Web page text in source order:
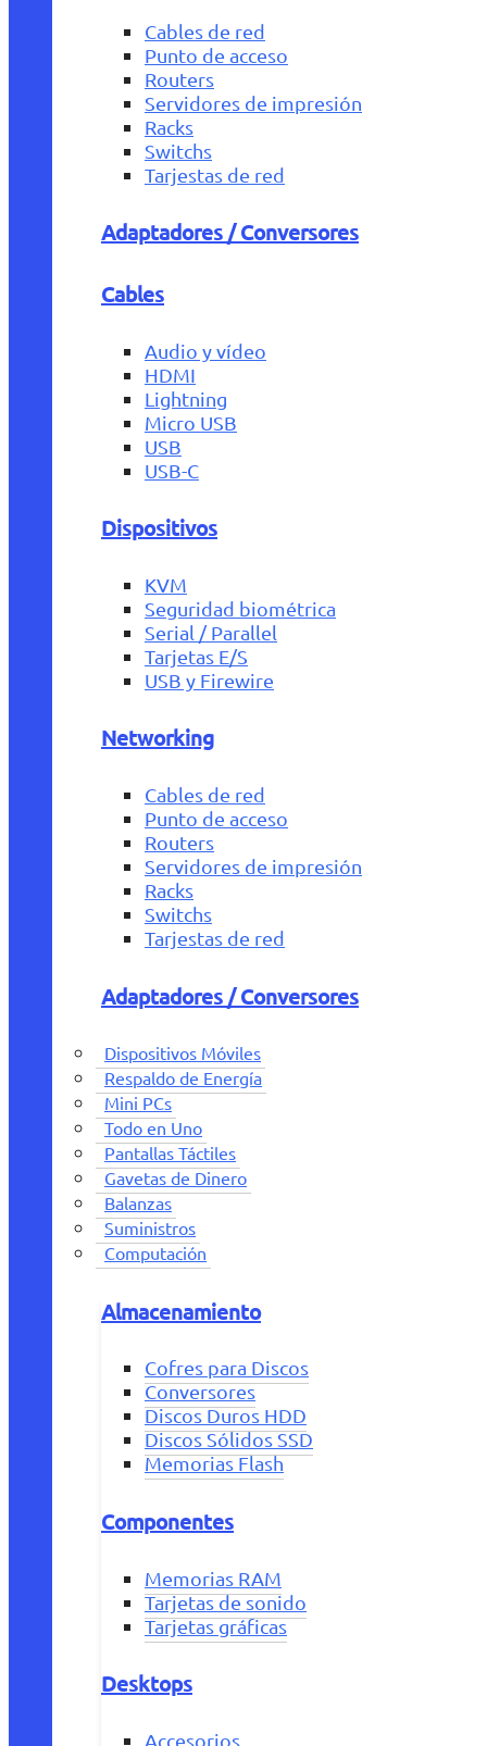
Cables de red
Punto de acceso
Routers
Servidores de impresión
Racks
Switchs
Tarjestas de red
Adaptadores / Conversores
Cables
Audio y vídeo
HDMI
Lightning
Micro USB
USB
USB-C
Dispositivos
KVM
Seguridad biométrica
Serial / Parallel
Tarjetas E/S
USB y Firewire
Networking
Cables de red
Punto de acceso
Routers
Servidores de impresión
Racks
Switchs
Tarjestas de red
Adaptadores / Conversores
Dispositivos Móviles
Respaldo de Energía
Mini PCs
Todo en Uno
Pantallas Táctiles
Gavetas de Dinero
Balanzas
Suministros
Computación
Almacenamiento
Cofres para Discos
Conversores
Discos Duros HDD
Discos Sólidos SSD
Memorias Flash
Componentes
Memorias RAM
Tarjetas de sonido
Tarjetas gráficas
Desktops
Accesorios